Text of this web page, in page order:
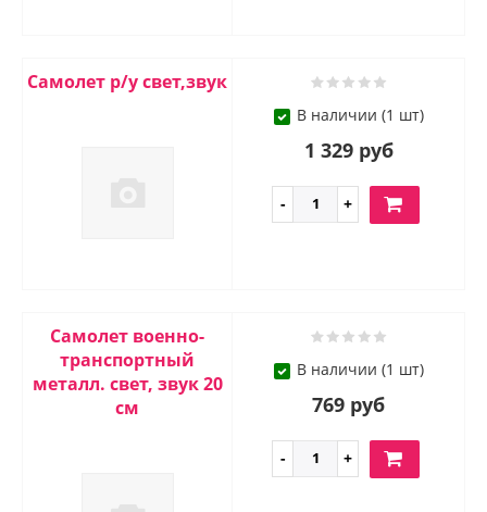
Самолет р/у свет,звук
В наличии (1 шт)
1 329 руб
Самолет военно-
транспортный
металл. свет, звук 20
см
В наличии (1 шт)
769 руб